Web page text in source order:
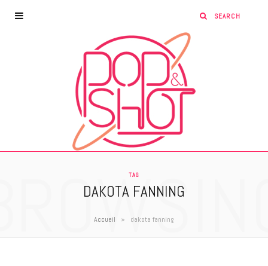
TAG
DAKOTA FANNING
Accueil » dakota fanning